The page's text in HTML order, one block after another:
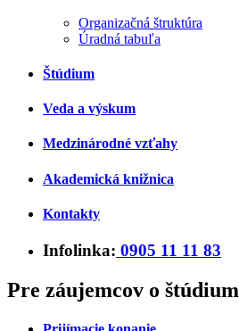
Organizačná štruktúra
Úradná tabuľa
Štúdium
Veda a výskum
Medzinárodné vzťahy
Akademická knižnica
Kontakty
Infolinka: 0905 11 11 83
Pre záujemcov o štúdium